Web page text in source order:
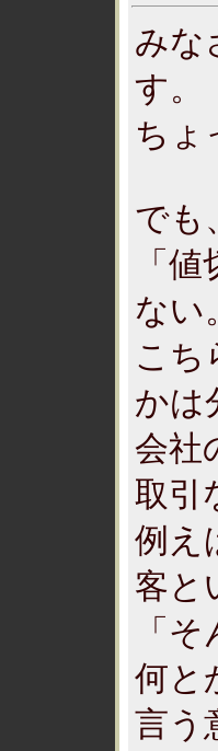
みな
す。
ちょ
でも
「
ない
こち
かは
会社
取引
例え
客と
「
何と
言う